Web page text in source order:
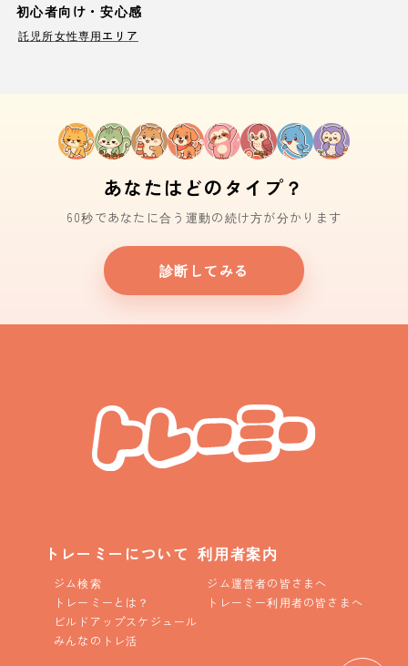
初心者向け・安心感
託児所女性専用エリア
あなたはどのタイプ？
60秒であなたに合う運動の続け方が分かります
診断してみる
トレーミーについて
ジム検索
トレーミーとは？
ビルドアップスケジュール
みんなのトレ活
利用者案内
ジム運営者の皆さまへ
トレーミー利用者の皆さまへ